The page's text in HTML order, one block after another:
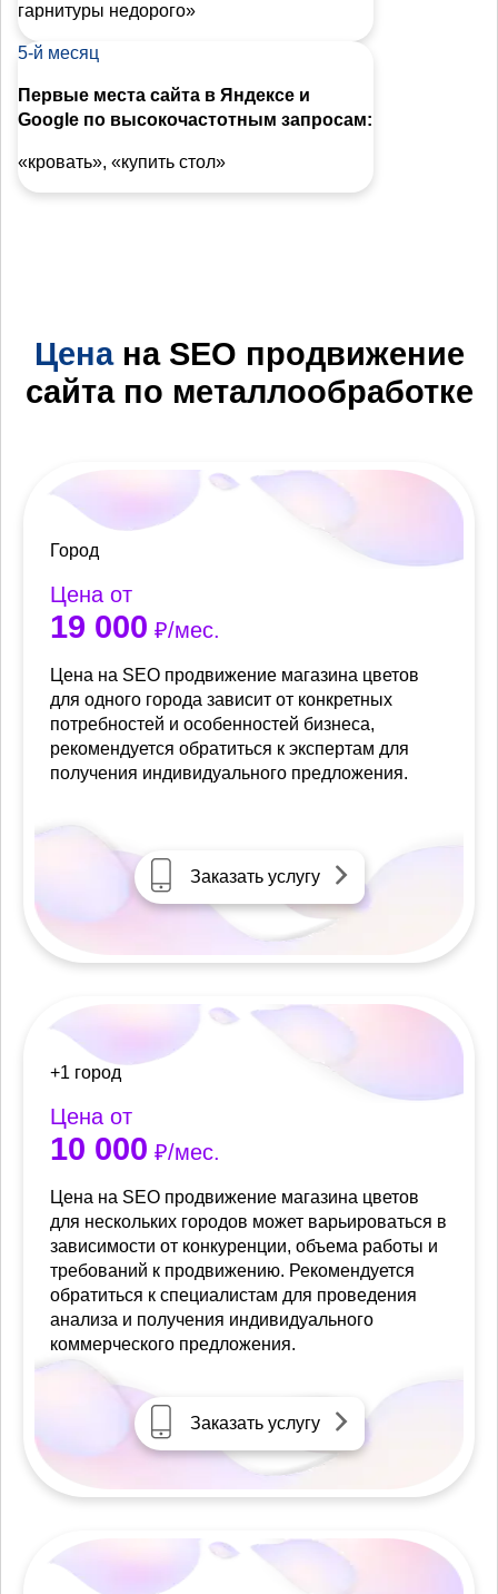
гарнитуры недорого»
5-й месяц
Первые места сайта в Яндексе и
Google по высокочастотным запросам:
«кровать», «купить стол»
Ценана SEO продвижение
сайта по металлообработке
Город
Цена от
19 000 ₽/мес.
Цена на SEO продвижение магазина цветов
для одного города зависит от конкретных
потребностей и особенностей бизнеса,
рекомендуется обратиться к экспертам для
получения индивидуального предложения.
Заказать услугу
+1 город
Цена от
10 000 ₽/мес.
Цена на SEO продвижение магазина цветов
для нескольких городов может варьироваться в
зависимости от конкуренции, объема работы и
требований к продвижению. Рекомендуется
обратиться к специалистам для проведения
анализа и получения индивидуального
коммерческого предложения.
Заказать услугу